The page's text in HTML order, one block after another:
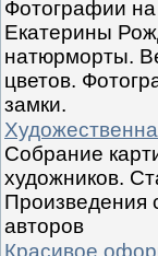
Фотографии
Екатерины
натюрморты.
цветов.
замки.
Собрание
художников.
Произведения
авторов
Красивое